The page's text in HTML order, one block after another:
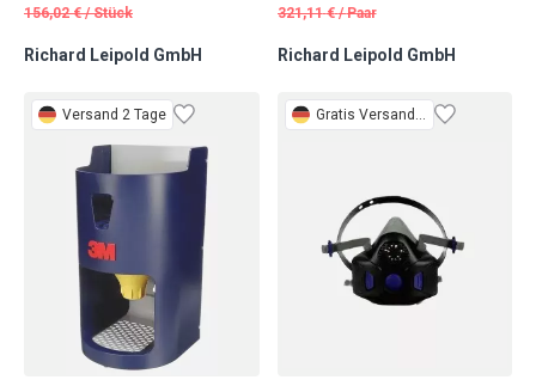
156,02 € /Stück
Richard Leipold GmbH
321,11 € /Paar
Richard Leipold GmbH
Versand 2 Tage Gratis Versand 2 Tage